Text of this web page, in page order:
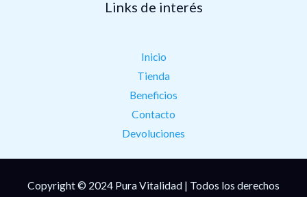
Links de interés
Inicio
Tienda
Beneficios
Contacto
Devoluciones
Copyright © 2024 Pura Vitalidad | Todos los derechos